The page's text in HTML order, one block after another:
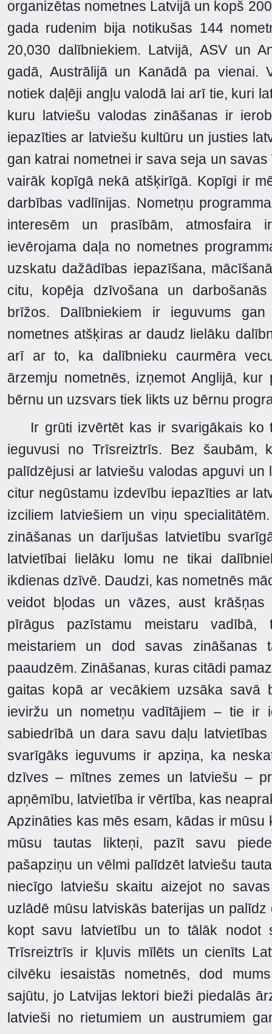
organizētas nometnes Latvijā un kopš
gada rudenim bija notikušas 144
20,030 dalībniekiem. Latvijā, ASV un
gadā, Austrālijā un Kanādā pa vienai.
notiek daļēji angļu valodā lai arī tie, kuri
kuru latviešu valodas zināšanas ir
iepazīties ar latviešu kultūru un justies
gan katrai nometnei ir sava seja un
vairāk kopīgā nekā atšķirīgā. Kopīgi ir
darbības vadlīnijas. Nometņu
interesēm un prasībām, atmosfaira
ievērojama daļa no nometnes
uzskatu dažādības iepazīšana,
citu, kopēja dzīvošana un
brīžos. Dalībniekiem ir ieguvums
nometnes atšķiras ar daudz lielāku
arī ar to, ka dalībnieku caurmēra
ārzemju nometnēs, izņemot Anglijā, kur
bērnu un uzsvars tiek likts uz bērnu
Ir grūti izvērtēt kas ir svarigākais ko
ieguvusi no Trīsreiztrīs. Bez šaubām,
palīdzējusi ar latviešu valodas apguvi
citur negūstamu izdevību iepazīties ar
izciliem latviešiem un viņu
zināšanas un darījušas latvietību
latvietībai lielāku lomu ne tikai
ikdienas dzīvē. Daudzi, kas nometnēs
veidot bļodas un vāzes, aust
pīrāgus pazīstamu meistaru
meistariem un dod savas zināšanas
paaudzēm. Zināšanas, kuras citādi
gaitas kopā ar vecākiem uzsāka savā
ieviržu un nometņu vadītājiem – tie ir
sabiedrībā un dara savu daļu
svarīgāks ieguvums ir apziņa, ka
dzīves – mītnes zemes un latviešu –
apņēmību, latvietība ir vērtība, kas
Apzināties kas mēs esam, kādas ir
mūsu tautas likteņi, pazīt savu
pašapziņu un vēlmi palīdzēt latviešu
niecīgo latviešu skaitu aizejot no
uzlādē mūsu latviskās baterijas un
kopt savu latvietību un to tālāk nodot
Trīsreiztrīs ir kļuvis mīlēts un cienīts
cilvēku iesaistās nometnēs, dod
sajūtu, jo Latvijas lektori bieži piedalās
latvieši no rietumiem un austrumiem